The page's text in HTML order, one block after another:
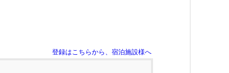
登録はこちらから、宿泊施設様へ